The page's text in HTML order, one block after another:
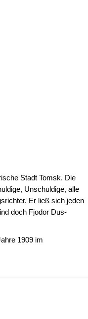
Stadt Tomsk. Die
Unschuldige, alle
Er ließ sich jeden
doch Fjodor Dus-
1909 im